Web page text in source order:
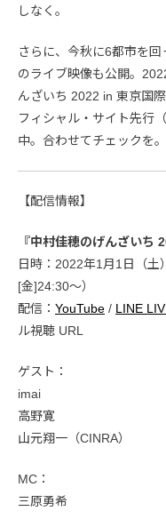
しなく。
さらに、今秋に6都市を回
のライブ映像も公開。
んざいち 2022 in 東京国
フィシャル・サイト先行
中。合わせてチェックを。
【配信情報】
『中村佳穂のげんざいち
日時：2022年1月1日（土
[金]24:30〜）
配信： YouTube / LINE
ル視聴 URL
ゲスト：
imai
高野寛
山元翔一（CINRA）
MC：
三原勇希